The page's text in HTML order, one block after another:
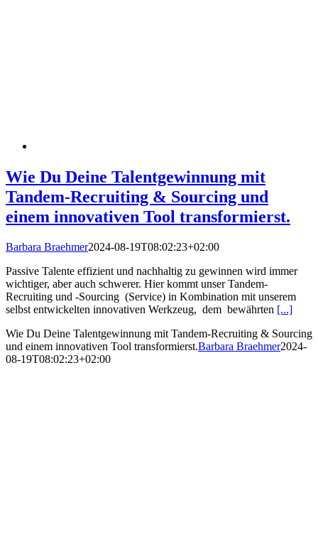
Wie Du Deine Talentgewinnung mit
Tandem-Recruiting & Sourcing und
einem innovativen Tool transformierst.
Barbara Braehmer2024-08-19T08:02:23+02:00
Passive Talente effizient und nachhaltig zu gewinnen wird immer
wichtiger, aber auch schwerer. Hier kommt unser Tandem-
Recruiting und -Sourcing (Service) in Kombination mit unserem
selbst entwickelten innovativen Werkzeug, dem bewährten [...]
Wie Du Deine Talentgewinnung mit Tandem-Recruiting & Sourcing
und einem innovativen Tool transformierst.Barbara Braehmer2024-
08-19T08:02:23+02:00